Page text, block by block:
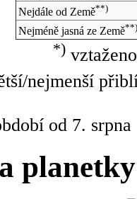
Nejdále od Země**)
Nejméně jasná ze Země**)
*)
nejmenší
od 7.